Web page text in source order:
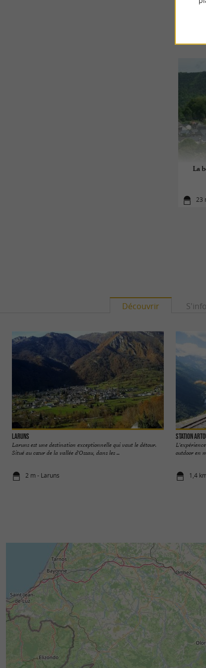
La
23
Découvrir
Laruns
Laruns est une destination exceptionnelle qui vaut le détour.
Situé au cœur de la vallée d'Ossau, dans les ...
2 m - Laruns
Station
outdoor en
1,4